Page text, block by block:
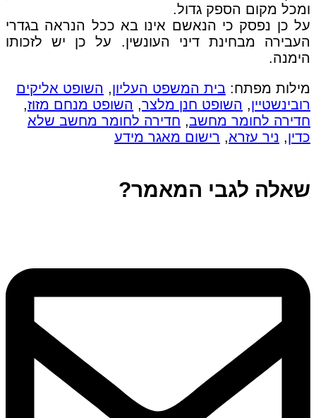
ומכל מקום הספק גדול.
על כן נפסק כי הנאשם אינו בא ככל הנראה בגדרי
העבירה מבחינת דיני העונשין. על כן יש לזכותו
הימנה.
מילות מפתח: בית המשפט העליון, השופט אליקים
רובינשטיין, השופט חנן מלצר, השופט מנחם מזוז,
חדירה לחומר מחשב, חדירה לחומר מחשב שלא
כדין, ניר עזרא, רישום מאגר מידע
שאלה לגבי המאמר?